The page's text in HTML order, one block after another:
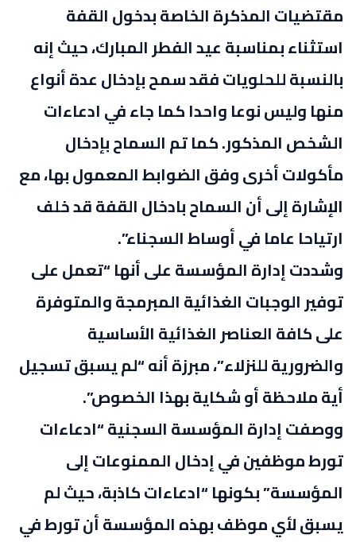
مقتضيات المذكرة الخاصة بدخول القفة
استثناء بمناسبة عيد الفطر المبارك، حيث إنه
بالنسبة للحلويات فقد سمح بإدخال عدة أنواع
منها وليس نوعا واحدا كما جاء في ادعاءات
الشخص المذكور. كما تم السماح بإدخال
مأكولات أخرى وفق الضوابط المعمول بها، مع
الإشارة إلى أن السماح بادخال القفة قد خلف
ارتياحا عاما في أوساط السجناء”.
وشددت إدارة المؤسسة على أنها “تعمل على
توفير الوجبات الغذائية المبرمجة والمتوفرة
على كافة العناصر الغذائية الأساسية
والضرورية للنزلاء”، مبرزة أنه “لم يسبق تسجيل
أية ملاحظة أو شكاية بهذا الخصوص”.
ووصفت إدارة المؤسسة السجنية “ادعاءات
تورط موظفين في إدخال الممنوعات إلى
المؤسسة” بكونها “ادعاءات كاذبة، حيث لم
يسبق لأي موظف بهذه المؤسسة أن تورط في